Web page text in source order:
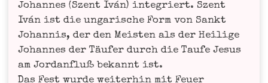
Johan­nes (Szent Iván) inte­griert. Szent
Iván ist die unga­ri­sche Form von Sankt
Johan­nis, der den Meis­ten als der Hei­li­ge
Johan­nes der Täu­fer durch die Tau­fe Jesus
am Jor­d­an­fluß bekannt ist.
Das Fest wur­de wei­ter­hin mit Feu­er